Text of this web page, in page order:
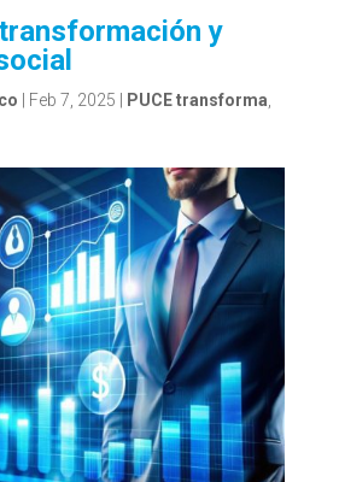
y
Feb 7, 2025 PUCE transforma,